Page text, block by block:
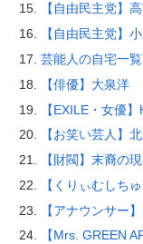
【自由民主党】
【自由民主党】
芸能人の自宅一覧
【俳優】大泉洋
【EXILE・女優
【お笑い芸人】
【財閥】末裔の
【くりぃむしち
【アナウンサー
【Mrs. GREEN